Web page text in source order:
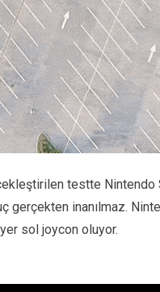
testte
gerçekten inanılmaz.
sol joycon oluyor.